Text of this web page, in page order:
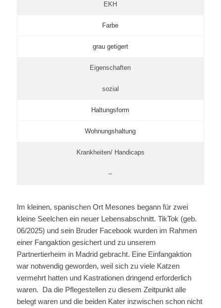
EKH
Farbe
grau getigert
Eigenschaften
sozial
Haltungsform
Wohnungshaltung
Krankheiten/ Handicaps
–
Im kleinen, spanischen Ort Mesones begann für zwei
kleine Seelchen ein neuer Lebensabschnitt. TikTok (geb.
06/2025) und sein Bruder Facebook wurden im Rahmen
einer Fangaktion gesichert und zu unserem
Partnertierheim in Madrid gebracht. Eine Einfangaktion
war notwendig geworden, weil sich zu viele Katzen
vermehrt hatten und Kastrationen dringend erforderlich
waren. Da die Pflegestellen zu diesem Zeitpunkt alle
belegt waren und die beiden Kater inzwischen schon nicht